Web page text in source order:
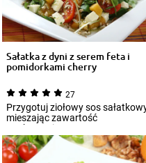
Sałatka z dyni z serem feta i
pomidorkami cherry
27
Przygotuj ziołowy sos
mieszając zawartość
opakowania Knorr z trzema
łyżkami wody oraz o...